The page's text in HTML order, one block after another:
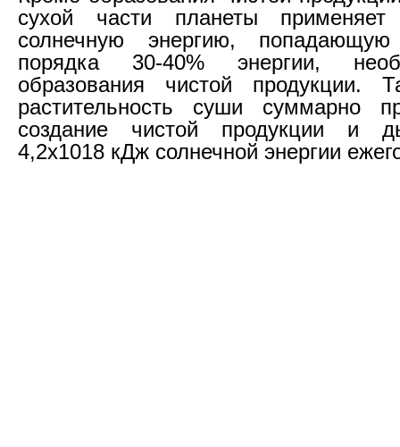
сухой части планеты
солнечную энергию,
порядка 30-40% энергии,
образования чистой продукции.
растительность суши суммарно
создание чистой продукции и
4,2х1018 кДж солнечной энергии